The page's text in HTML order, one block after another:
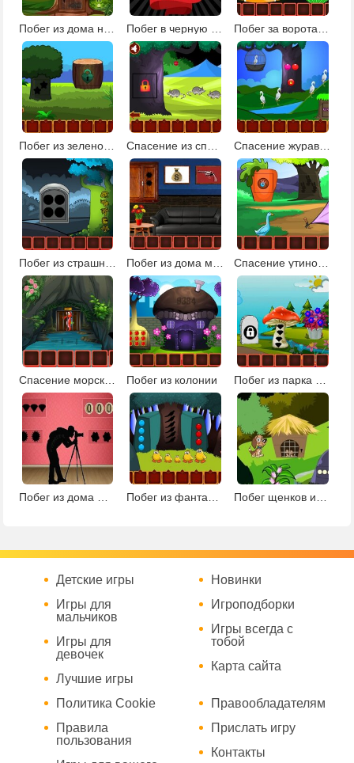
Побег из дома на дереве Побег в черную пятницу Побег за ворота деревни
Побег из зеленой усадьбы Спасение журавля
Спасение утиной семьи: эпизод 1
Спасение морского конька Побег из колонии
Детские игры
Игры для
мальчиков
Игры для
девочек
Лучшие игры
Новинки
Игроподборки
Игры всегда с
тобой
Карта сайта
Политика Cookie
Правила
пользования
Правообладателям
Прислать игру
Контакты